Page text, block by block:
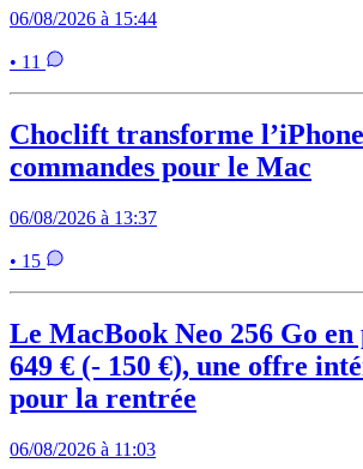
06/08/2026 à 15:44
• 11
Choclift transforme
commandes pour le Mac
06/08/2026 à 13:37
• 15
Le MacBook Neo 256 Go
649 € (- 150 €), une offre
pour la rentrée
06/08/2026 à 11:03